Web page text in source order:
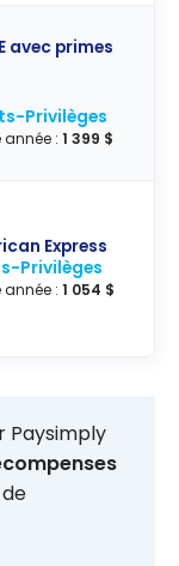
avec primes
Privilèges
: 1 399 $
Express
Privilèges
: 1 054 $
Paysimply